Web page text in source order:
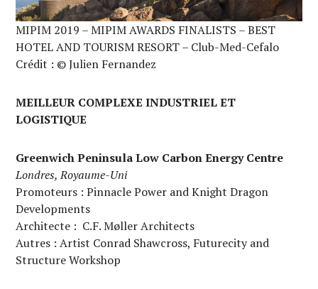
MIPIM 2019 – MIPIM AWARDS FINALISTS – BEST
HOTEL AND TOURISM RESORT – Club-Med-Cefalo
Crédit : © Julien Fernandez
MEILLEUR COMPLEXE INDUSTRIEL ET
LOGISTIQUE
Greenwich Peninsula Low Carbon Energy Centre
Londres, Royaume-Uni
Promoteurs : Pinnacle Power and Knight Dragon
Developments
Architecte : C.F. Møller Architects
Autres : Artist Conrad Shawcross, Futurecity and
Structure Workshop